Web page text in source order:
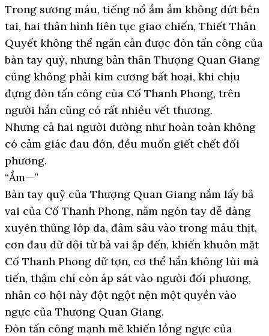
Trong sương máu, tiếng nổ ầm ầm không dứt bên
tai, hai thân hình liên tục giao chiến, Thiết Thân
Quyết không thể ngăn cản được đòn tấn công của
bàn tay quỷ, nhưng bản thân Thượng Quan Giang
cũng không phải kim cương bất hoại, khi chịu
đựng đòn tấn công của Cố Thanh Phong, trên
người hắn cũng có rất nhiều vết thương.
Nhưng cả hai người dường như hoàn toàn không
có cảm giác đau đớn, đều muốn giết chết đối
phương.
“Ầm—”
Bàn tay quỷ của Thượng Quan Giang nắm lấy bả
vai của Cố Thanh Phong, năm ngón tay dễ dàng
xuyên thủng lớp da, đâm sâu vào trong máu thịt,
cơn đau dữ dội từ bả vai ập đến, khiến khuôn mặt
Cố Thanh Phong dữ tợn, cơ thể hắn không lùi mà
tiến, thậm chí còn áp sát vào người đối phương,
nhân cơ hội này đột ngột nện một quyền vào
ngực của Thượng Quan Giang.
Đòn tấn công mạnh mẽ khiến lồng ngực của